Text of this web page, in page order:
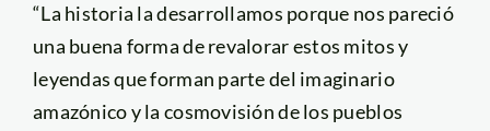
“La historia la desarrollamos porque nos pareció
una buena forma de revalorar estos mitos y
leyendas que forman parte del imaginario
amazónico y la cosmovisión de los pueblos